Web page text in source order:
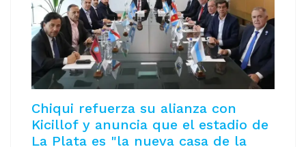
Chiqui refuerza su alianza con
Kicillof y anuncia que el estadio de
La Plata es "la nueva casa de la